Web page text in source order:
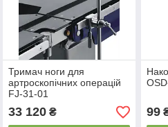
Тримач ноги для
артроскопічних операцій
FJ-31-01
33 120₴ 99